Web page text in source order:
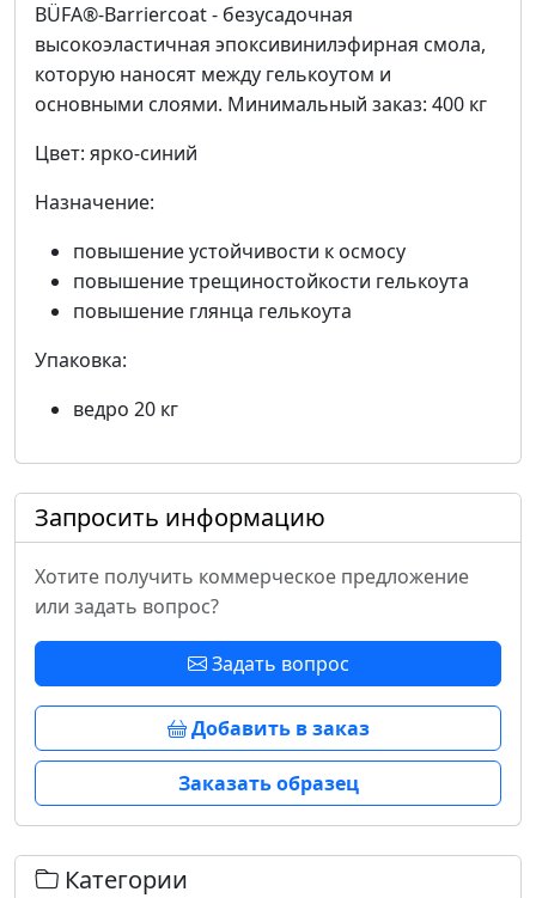
BÜFA®-Barriercoat - безусадочная
высокоэластичная эпоксивинилэфирная смола,
которую наносят между гелькоутом и
основными слоями. Минимальный заказ: 400 кг
Цвет: ярко-синий
Назначение:
повышение устойчивости к осмосу
повышение трещиностойкости гелькоута
повышение глянца гелькоута
Упаковка:
ведро 20 кг
Запросить информацию
Хотите получить коммерческое предложение
или задать вопрос?
Задать вопрос
Добавить в заказ
Заказать образец
Категории